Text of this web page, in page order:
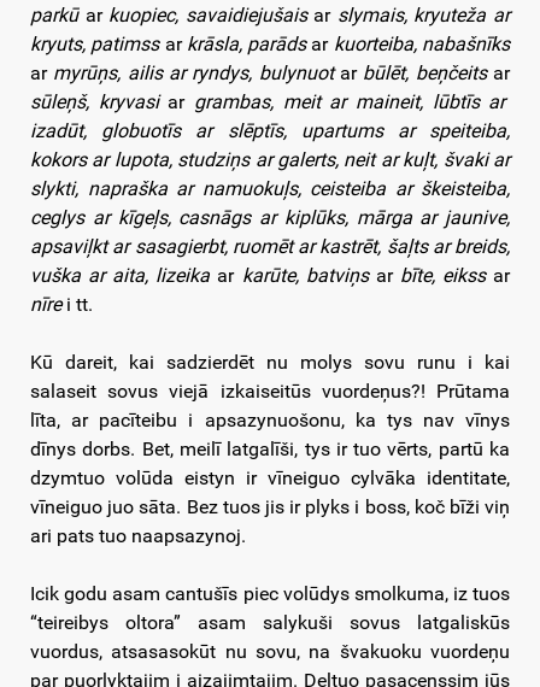
parkū arkuopiec, savaidiejušais arslymais, kryuteža ar
kryuts, patimss arkrāsla, parāds arkuorteiba, nabašnīks
armyrūņs, ailis ar ryndys, bulynuot arbūlēt, beņčeits ar
sūleņš, kryvasi argrambas, meit ar maineit, lūbtīs ar
izadūt, globuotīs ar slēptīs, upartums ar speiteiba,
kokors ar lupota, studziņs ar galerts, neit ar kuļt, švaki ar
slykti, napraška ar namuokuļs, ceisteiba ar škeisteiba,
ceglys ar kīgeļs, casnāgs ar kiplūks, mārga ar jaunive,
apsaviļkt ar sasagierbt, ruomēt ar kastrēt, šaļts ar breids,
vuška ar aita, lizeika arkarūte, batviņs arbīte, eikss ar
nīrei tt.
Kū dareit, kai sadzierdēt nu molys sovu runu i kai
salaseit sovus viejā izkaiseitūs vuordeņus?! Prūtama
līta, ar pacīteibu i apsazynuošonu, ka tys nav vīnys
dīnys dorbs. Bet, meilī latgalīši, tys ir tuo vērts, partū ka
dzymtuo volūda eistyn ir vīneiguo cylvāka identitate,
vīneiguo juo sāta. Bez tuos jis ir plyks i boss, koč bīži viņ
ari pats tuo naapsazynoj.
Icik godu asam cantušīs piec volūdys smolkuma, iz tuos
“teireibys oltora” asam salykuši sovus latgaliskūs
vuordus, atsasasokūt nu sovu, na švakuoku vuordeņu
par puorlyktajim i aizajimtajim. Deļtuo pasaceņssim jūs